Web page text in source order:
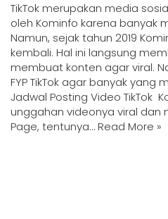
TikTok merupakan media
oleh Kominfo karena banyak
Namun, sejak tahun 2019
kembali. Hal ini langsung
membuat konten agar viral.
FYP TikTok agar banyak yang
Jadwal Posting Video TikTok
unggahan videonya viral dan
Page, tentunya…Read More »